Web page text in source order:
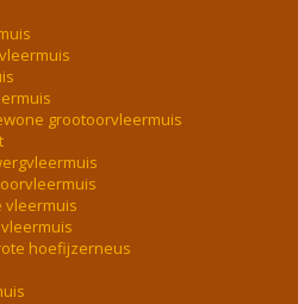
grootoorvleermuis
vleermuis
hoefijzerneus